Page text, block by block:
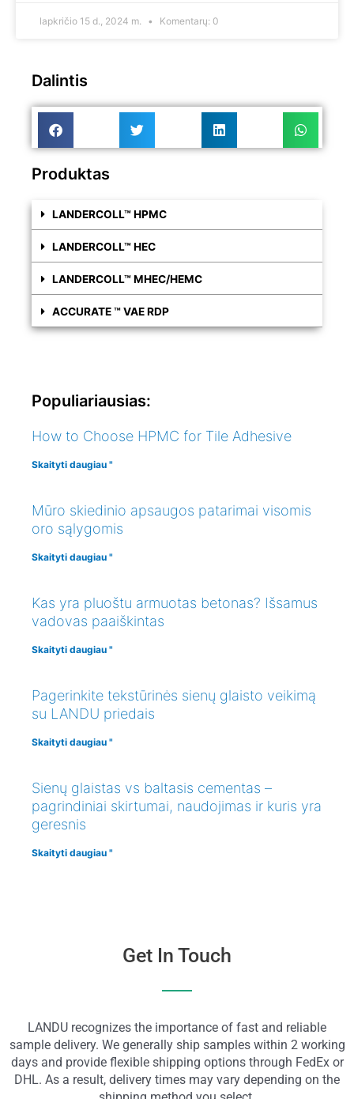
lapkričio 15 d., 2024 m. Komentarų: 0
Dalintis
Produktas
LANDERCOLL™ HPMC
LANDERCOLL™ HEC
LANDERCOLL™ MHEC/HEMC
ACCURATE ™ VAE RDP
Populiariausias:
How to Choose HPMC for Tile Adhesive
Skaityti daugiau "
Mūro skiedinio apsaugos patarimai visomis
oro sąlygomis
Skaityti daugiau "
Kas yra pluoštu armuotas betonas? Išsamus
vadovas paaiškintas
Skaityti daugiau "
Pagerinkite tekstūrinės sienų glaisto veikimą
su LANDU priedais
Skaityti daugiau "
Sienų glaistas vs baltasis cementas –
pagrindiniai skirtumai, naudojimas ir kuris yra
geresnis
Skaityti daugiau "
Get In Touch
LANDU recognizes the importance of fast and reliable
sample delivery. We generally ship samples within 2 working
days and provide flexible shipping options through FedEx or
DHL. As a result, delivery times may vary depending on the